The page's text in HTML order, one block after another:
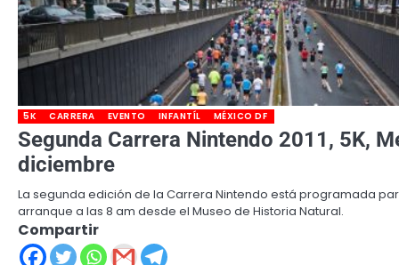
5K CARRERA EVENTO INFANTÍL MÉXICO DF
Segunda Carrera Nintendo 2011, 5K,
diciembre
La segunda edición de la Carrera Nintendo está programada
arranque a las 8 am desde el Museo de Historia Natural.
Compartir